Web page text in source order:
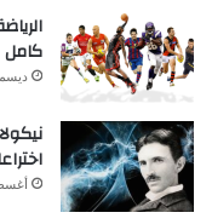
كامل
ديسمبر 14,
أغسطس